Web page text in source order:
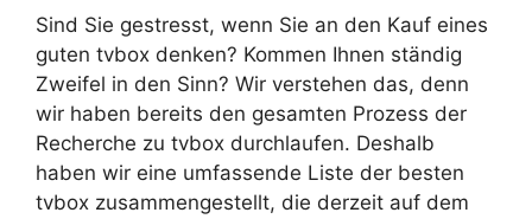
Sind Sie gestresst, wenn Sie an den Kauf eines
guten tvbox denken? Kommen Ihnen ständig
Zweifel in den Sinn? Wir verstehen das, denn
wir haben bereits den gesamten Prozess der
Recherche zu tvbox durchlaufen. Deshalb
haben wir eine umfassende Liste der besten
tvbox zusammengestellt, die derzeit auf dem